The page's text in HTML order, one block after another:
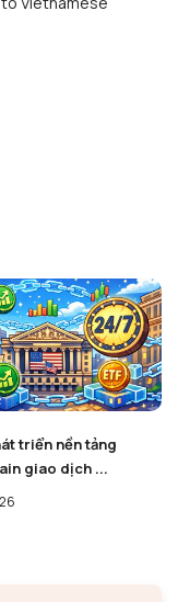
triển nền tảng
giao dịch ...